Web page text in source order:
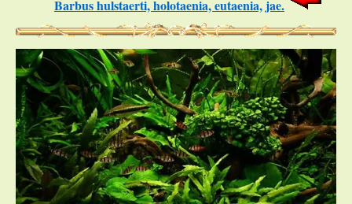
Barbus hulstaerti, holotaenia, eutaenia, jae.